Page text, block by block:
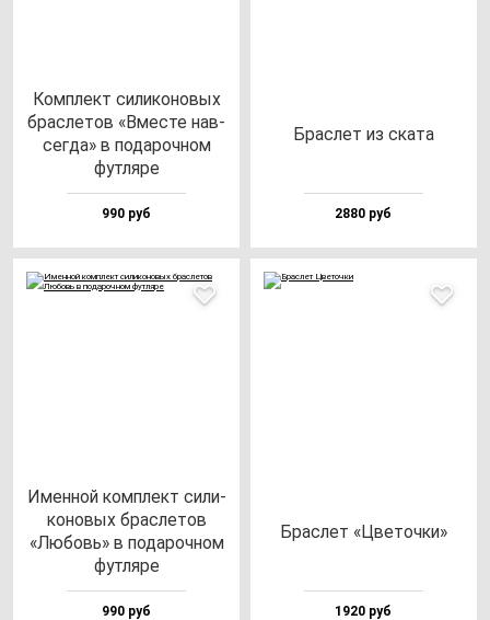
Ком­плект си­ли­ко­но­вых
брас­ле­тов «Вмес­те нав­
сег­да» в по­да­роч­ном
фут­ля­ре
990 руб
Брас­лет из ска­та
2880 руб
Имен­ной ком­плект си­ли­
ко­но­вых брас­ле­тов
«Любовь» в по­да­роч­ном
фут­ля­ре
990 руб
Брас­лет «Цве­точ­ки»
1920 руб